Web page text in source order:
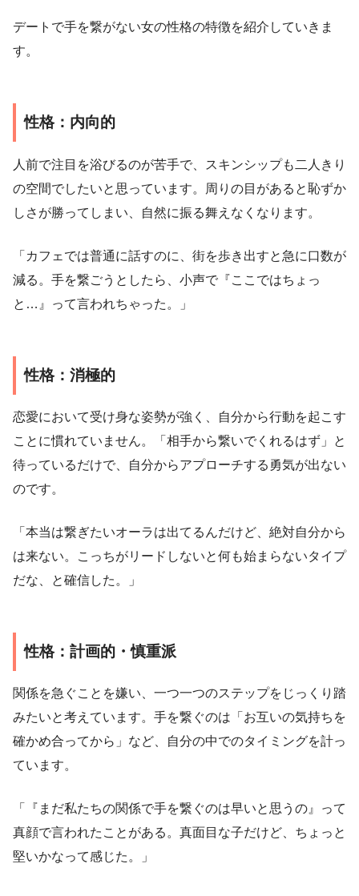
デートで手を繋がない女の性格の特徴を紹介していきま
す。
性格：内向的
人前で注目を浴びるのが苦手で、スキンシップも二人きり
の空間でしたいと思っています。周りの目があると恥ずか
しさが勝ってしまい、自然に振る舞えなくなります。
「カフェでは普通に話すのに、街を歩き出すと急に口数が
減る。手を繋ごうとしたら、小声で『ここではちょっ
と…』って言われちゃった。」
性格：消極的
恋愛において受け身な姿勢が強く、自分から行動を起こす
ことに慣れていません。「相手から繋いでくれるはず」と
待っているだけで、自分からアプローチする勇気が出ない
のです。
「本当は繋ぎたいオーラは出てるんだけど、絶対自分から
は来ない。こっちがリードしないと何も始まらないタイプ
だな、と確信した。」
性格：計画的・慎重派
関係を急ぐことを嫌い、一つ一つのステップをじっくり踏
みたいと考えています。手を繋ぐのは「お互いの気持ちを
確かめ合ってから」など、自分の中でのタイミングを計っ
ています。
「『まだ私たちの関係で手を繋ぐのは早いと思うの』って
真顔で言われたことがある。真面目な子だけど、ちょっと
堅いかなって感じた。」